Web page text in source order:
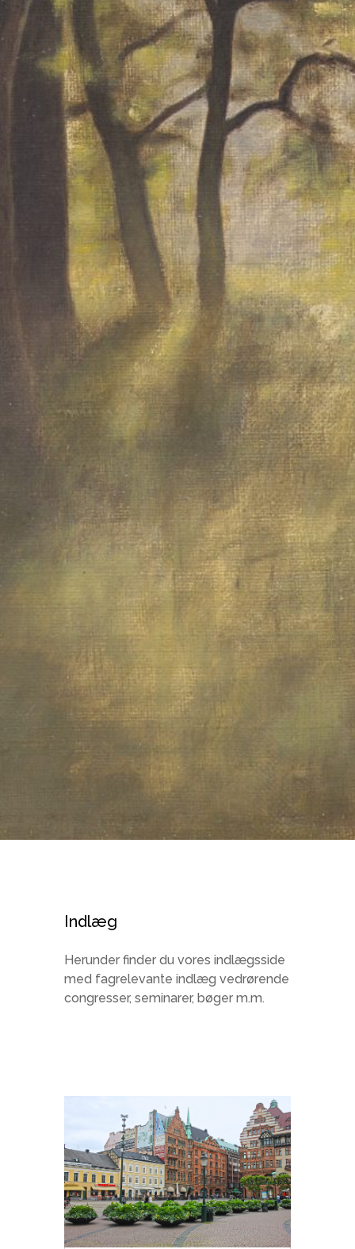
Indlæg
Herunder finder du vores indlægsside
med fagrelevante indlæg vedrørende
congresser, seminarer, bøger m.m.